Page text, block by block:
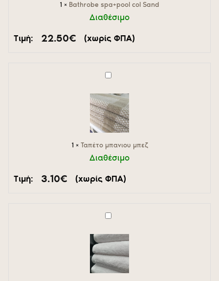
1 × Bathrobe spa+pool col Sand
Διαθέσιμο
Τιμή:
22.50€ (χωρίς ΦΠΑ)
1 × Ταπέτο μπανιου μπεζ
Διαθέσιμο
Τιμή:
3.10€ (χωρίς ΦΠΑ)